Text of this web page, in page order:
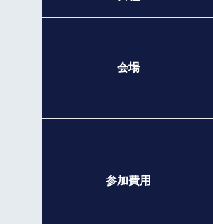
会場
参加費用